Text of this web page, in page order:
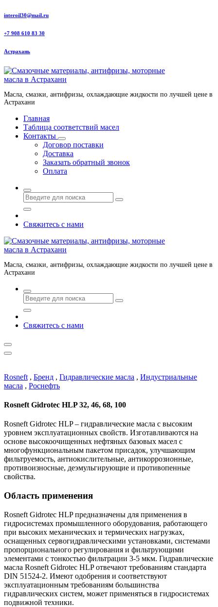
Перейти
содержанию
interoil30@mail.ru
+7 908 610 83 30
Астрахань
Масла, смазки, антифризы, охлаждающие жидкости по лучшей цене в
Астрахани
Главная
Таблица соответствий масел
Контакты
Договор поставки
Доставка
Заказать обратный звонок
Оплата
Свяжитесь с нами
Масла, смазки, антифризы, охлаждающие жидкости по лучшей цене в
Астрахани
Свяжитесь с нами
Rosneft , Бренд , Гидравлические масла , Индустриальные
масла , Роснефть
Rosneft Gidrotec HLP 32, 46, 68, 100
Rosneft Gidrotec HLP – гидравлические масла c высоким
уровнем эксплуатационных свойств. Изготавливаются на
основе высокоочищенных нефтяных базовых масел с
многофункциональным пакетом присадок, улучшающим
фильтруемость, антиокислительные, антикоррозионные,
противоизносные, деэмульгирующие и противопенные
свойства.
Область применения
Rosneft Gidrotec HLP предназначены для применения в
гидросистемах промышленного оборудования, работающего
при высоких механических и термических нагрузках,
оснащенных сервогидравлическими установками, системами
пропорционального регулирования и фильтрующими
элементами с тонкостью фильтрации 3-5 мкм. Гидравлические
масла Rosneft Gidrotec HLP отвечают требованиям стандарта
DIN 51524-2. Имеют одобрения и соответствуют
эксплуатационным требованиям большинства
гидравлических систем, может применяться в гидросистемах
подвижной техники.